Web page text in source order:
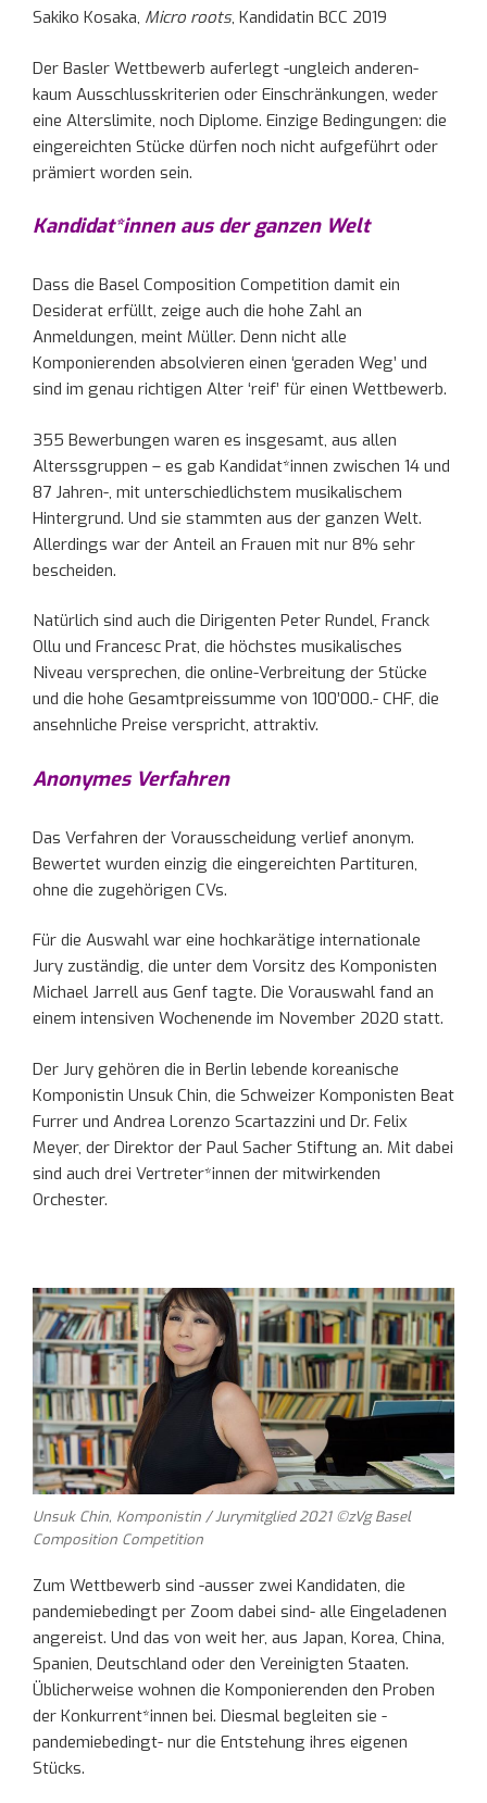
Sakiko Kosaka, Micro roots, Kandidatin BCC 2019
Der Basler Wettbewerb auferlegt -ungleich anderen-
kaum Ausschlusskriterien oder Einschränkungen, weder
eine Alterslimite, noch Diplome. Einzige Bedingungen: die
eingereichten Stücke dürfen noch nicht aufgeführt oder
prämiert worden sein.
Kandidat*innen aus der ganzen Welt
Dass die Basel Composition Competition damit ein
Desiderat erfüllt, zeige auch die hohe Zahl an
Anmeldungen, meint Müller. Denn nicht alle
Komponierenden absolvieren einen ‘geraden Weg’ und
sind im genau richtigen Alter ‘reif’ für einen Wettbewerb.
355 Bewerbungen waren es insgesamt, aus allen
Alterssgruppen – es gab Kandidat*innen zwischen 14 und
87 Jahren-, mit unterschiedlichstem musikalischem
Hintergrund. Und sie stammten aus der ganzen Welt.
Allerdings war der Anteil an Frauen mit nur 8% sehr
bescheiden.
Natürlich sind auch die Dirigenten Peter Rundel, Franck
Ollu und Francesc Prat, die höchstes musikalisches
Niveau versprechen, die online-Verbreitung der Stücke
und die hohe Gesamtpreissumme von 100’000.- CHF, die
ansehnliche Preise verspricht, attraktiv.
Anonymes Verfahren
Das Verfahren der Vorausscheidung verlief anonym.
Bewertet wurden einzig die eingereichten Partituren,
ohne die zugehörigen CVs.
Für die Auswahl war eine hochkarätige internationale
Jury zuständig, die unter dem Vorsitz des Komponisten
Michael Jarrell aus Genf tagte. Die Vorauswahl fand an
einem intensiven Wochenende im November 2020 statt.
Der Jury gehören die in Berlin lebende koreanische
Komponistin Unsuk Chin, die Schweizer Komponisten Beat
Furrer und Andrea Lorenzo Scartazzini und Dr. Felix
Meyer, der Direktor der Paul Sacher Stiftung an. Mit dabei
sind auch drei Vertreter*innen der mitwirkenden
Orchester.
Unsuk Chin, Komponistin / Jurymitglied 2021 ©zVg Basel
Composition Competition
Zum Wettbewerb sind -ausser zwei Kandidaten, die
pandemiebedingt per Zoom dabei sind- alle Eingeladenen
angereist. Und das von weit her, aus Japan, Korea, China,
Spanien, Deutschland oder den Vereinigten Staaten.
Üblicherweise wohnen die Komponierenden den Proben
der Konkurrent*innen bei. Diesmal begleiten sie -
pandemiebedingt- nur die Entstehung ihres eigenen
Stücks.